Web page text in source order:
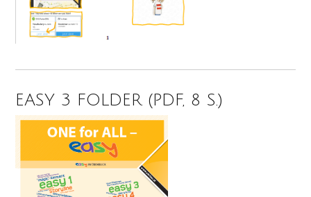
EASY 3 FOLDER (PDF, 8 S.)